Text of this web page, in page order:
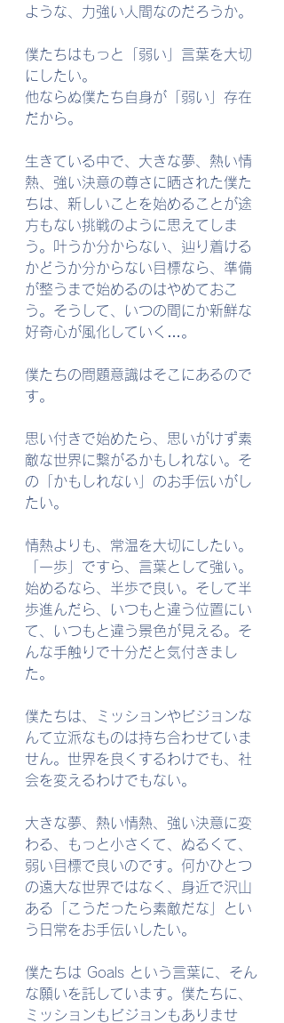
ような、力強い人間なのだろうか。
僕たちはもっと「弱い」言葉を大切
にしたい。
他ならぬ僕たち自身が「弱い」存在
だから。
生きている中で、大きな夢、熱い情
熱、強い決意の尊さに晒された僕た
ちは、新しいことを始めることが途
方もない挑戦のように思えてしま
う。叶うか分からない、辿り着ける
かどうか分からない目標なら、準備
が整うまで始めるのはやめておこ
う。そうして、いつの間にか新鮮な
好奇心が風化していく…。
僕たちの問題意識はそこにあるので
す。
思い付きで始めたら、思いがけず素
敵な世界に繋がるかもしれない。そ
の「かもしれない」のお手伝いがし
たい。
情熱よりも、常温を大切にしたい。
「一歩」ですら、言葉として強い。
始めるなら、半歩で良い。そして半
歩進んだら、いつもと違う位置にい
て、いつもと違う景色が見える。そ
んな手触りで十分だと気付きまし
た。
僕たちは、ミッションやビジョンな
んて立派なものは持ち合わせていま
せん。世界を良くするわけでも、社
会を変えるわけでもない。
大きな夢、熱い情熱、強い決意に変
わる、もっと小さくて、ぬるくて、
弱い目標で良いのです。何かひとつ
の遠大な世界ではなく、身近で沢山
ある「こうだったら素敵だな」とい
う日常をお手伝いしたい。
僕たちは Goals という言葉に、そん
な願いを託しています。僕たちに、
ミッションもビジョンもありませ